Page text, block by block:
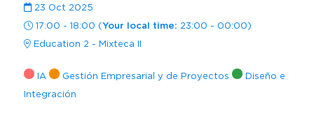
Carta para visa
Marcas presentes
Centro de Recursos para
Amplía Tu Alcance
Sé Patrocinador
Pro Training
Bangkok
Mumbai
Nuestro Equipo
Regístrate
Buscar
23 Oct 2025
17:00 - 18:00 (Your local time: 23:00 - 00:00)
Education 2 - Mixteca II
IA Gestión Empresarial y de Proyectos
Diseño e
Integración